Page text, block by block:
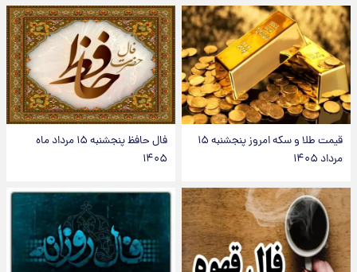
قیمت طلا و سکه امروز پنجشنبه ۱۵
مرداد ۱۴۰۵
فال حافظ پنجشنبه ۱۵ مرداد ماه
۱۴۰۵